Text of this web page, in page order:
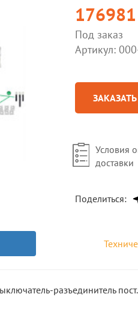
176981
Под заказ
Артикул:
ЗАКАЗАТЬ
Условия
доставки
Поделиться:
разъединитель